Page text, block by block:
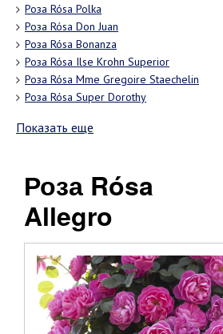
Роза Rósa Polka
Роза Rósa Don Juan
Роза Rósa Bonanza
Роза Rósa Ilse Krohn Superior
Роза Rósa Mme Gregoire Staechelin
Роза Rósa Super Dorothy
Показать еще
Роза Rósa
Allegro